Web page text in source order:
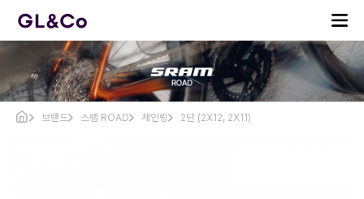
브랜드 스램 ROAD 체인링 2단 (2X12, 2X11)